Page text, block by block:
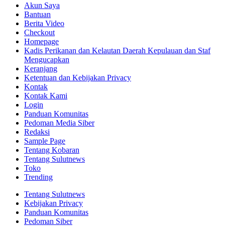
Akun Saya
Bantuan
Berita Video
Checkout
Homepage
Kadis Perikanan dan Kelautan Daerah Kepulauan dan Staf
Mengucapkan
Keranjang
Ketentuan dan Kebijakan Privacy
Kontak
Kontak Kami
Login
Panduan Komunitas
Pedoman Media Siber
Redaksi
Sample Page
Tentang Kobaran
Tentang Sulutnews
Toko
Trending
Tentang Sulutnews
Kebijakan Privacy
Panduan Komunitas
Pedoman Siber